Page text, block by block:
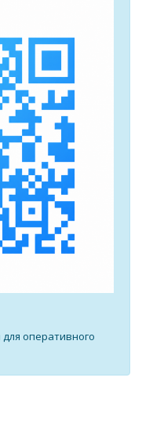
оперативного